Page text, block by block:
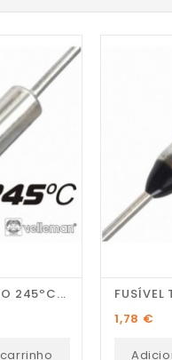
245ºC...
FUSÍVEL
Preço
1,78 €